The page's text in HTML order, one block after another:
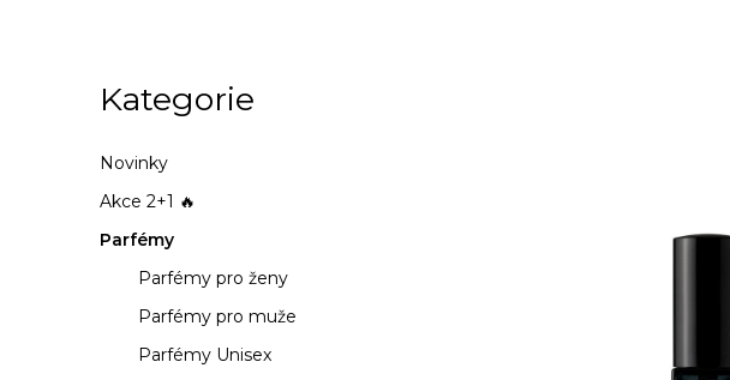
o
s
t
r
Přeskočit
kategorie
Kategorie
Novinky
Akce 2+1 🔥
Parfémy
Parfémy pro ženy
Parfémy pro muže
Parfémy Unisex